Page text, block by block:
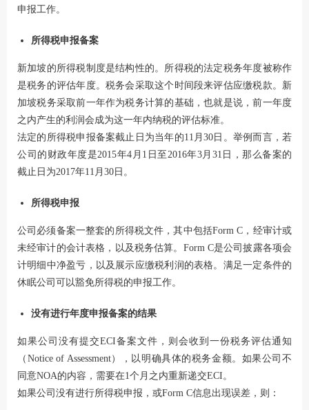
申报工作。
所得税申报备案
新加坡的所得税制度是结构性的。所得税的法定税务年度被称作
是税务的评估年度。税务会采取这个时间段来评估应缴税款。新
加坡税务采取前一年作为税务计算的基础，也就是说，前一年度
之内产生的利润会成为这一年内纳税的评估标准。
法定的所得税申报备案截止日为当年的11月30日。举例而言，若
公司的财政年度是2015年4月1日至2016年3月31日，那么备案的
截止日为2017年11月30日。
所得税申报
公司必须备案一整套的所得税文件，其中包括Form C，经审计或
未经审计的会计表格，以及税务估算。Form C是公司披露各项会
计明细中净盈亏，以及展示应缴税利润的表格。满足一定条件的
休眠公司可以豁免所得税的申报工作。
没有进行年度申报备案的结果
如果公司没有提交ECI备案文件，则会收到一份税务评估通知
（Notice of Assessment），以明确具体的税务金额。如果公司不
同意NOA的内容，需要在1个月之内重新递交ECI。
如果公司没有进行所得税申报，或Form C信息出现误差，则：